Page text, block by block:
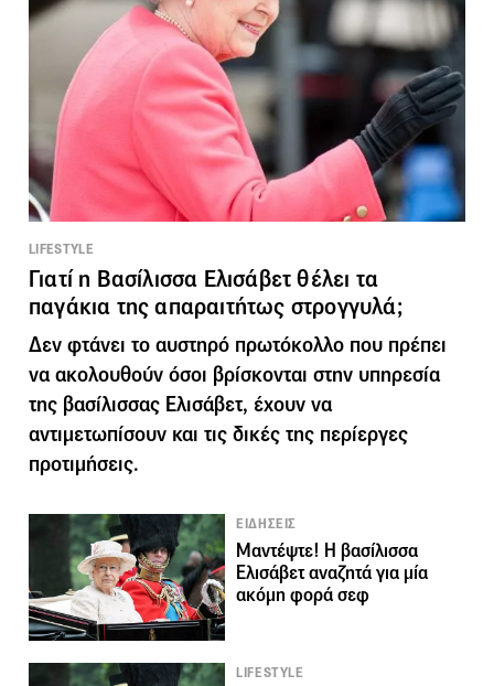
LIFESTYLE
Γιατί η Βασίλισσα Ελισάβετ θέλει τα
παγάκια της απαραιτήτως στρογγυλά;
Δεν φτάνει το αυστηρό πρωτόκολλο που πρέπει
να ακολουθούν όσοι βρίσκονται στην υπηρεσία
της βασίλισσας Ελισάβετ, έχουν να
αντιμετωπίσουν και τις δικές της περίεργες
προτιμήσεις.
ΕΙΔΗΣΕΙΣ
Μαντέψτε! Η βασίλισσα
Ελισάβετ αναζητά για μία
ακόμη φορά σεφ
LIFESTYLE